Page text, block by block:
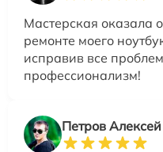
Мастерская оказала
ремонте моего
исправив все
профессионализм!
Петров Алексей